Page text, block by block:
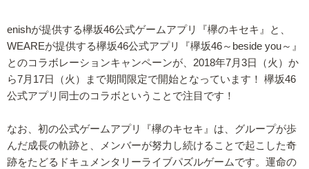
enishが提供する欅坂46公式ゲームアプリ『欅のキセキ』と、
WEAREが提供する欅坂46公式アプリ『欅坂46～beside you～』
とのコラボレーションキャンペーンが、2018年7月3日（火）か
ら7月17日（火）まで期間限定で開始となっています！ 欅坂46
公式アプリ同士のコラボということで注目です！
なお、初の公式ゲームアプリ『欅のキセキ』は、グループが歩
んだ成長の軌跡と、メンバーが努力し続けることで起こした奇
跡をたどるドキュメンタリーライブパズルゲームです。運命の